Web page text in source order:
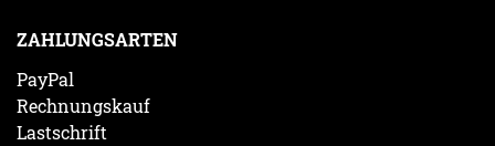
ZAHLUNGSARTEN
PayPal
Rechnungskauf
Lastschrift